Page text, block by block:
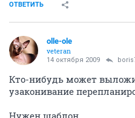
ОТВЕТИТЬ
olle-ole
veteran
14 октября 2009
Кто-нибудь может
узаконивание
Нужен шаблон.